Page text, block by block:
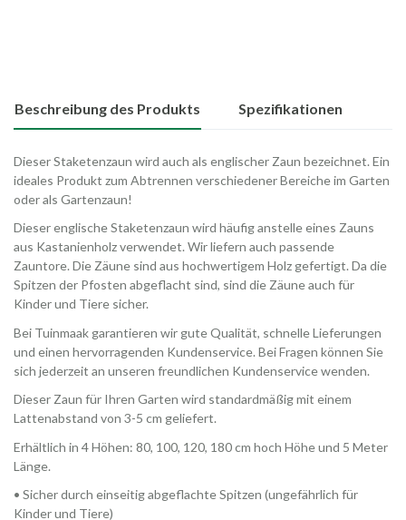
Beschreibung des Produkts Spezifikationen
Dieser Staketenzaun wird auch als englischer Zaun bezeichnet. Ein
ideales Produkt zum Abtrennen verschiedener Bereiche im Garten
oder als Gartenzaun!
Dieser englische Staketenzaun wird häufig anstelle eines Zauns
aus Kastanienholz verwendet. Wir liefern auch passende
Zauntore. Die Zäune sind aus hochwertigem Holz gefertigt. Da die
Spitzen der Pfosten abgeflacht sind, sind die Zäune auch für
Kinder und Tiere sicher.
Bei Tuinmaak garantieren wir gute Qualität, schnelle Lieferungen
und einen hervorragenden Kundenservice. Bei Fragen können Sie
sich jederzeit an unseren freundlichen Kundenservice wenden.
Dieser Zaun für Ihren Garten wird standardmäßig mit einem
Lattenabstand von 3-5 cm geliefert.
Erhältlich in 4 Höhen: 80, 100, 120, 180 cm hoch Höhe und 5 Meter
Länge.
• Sicher durch einseitig abgeflachte Spitzen (ungefährlich für
Kinder und Tiere)